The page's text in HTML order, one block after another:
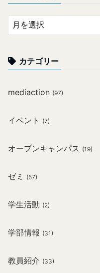
カテゴリー
mediaction (97)
イベント (7)
オープンキャンパス (19)
ゼミ (57)
学生活動 (2)
学部情報 (31)
教員紹介 (33)